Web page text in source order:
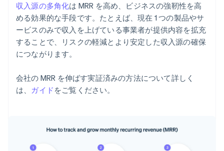
収入源の多角化は MRR を高め、ビジネスの強靭性を高
める効果的な手段です。たとえば、現在 1 つの製品やサ
ービスのみで収入を上げている事業者が提供内容を拡充
することで、リスクの軽減とより安定した収入源の確保
につながります。
会社の MRR を伸ばす実証済みの方法について詳しく
は、 ガイド をご覧ください。